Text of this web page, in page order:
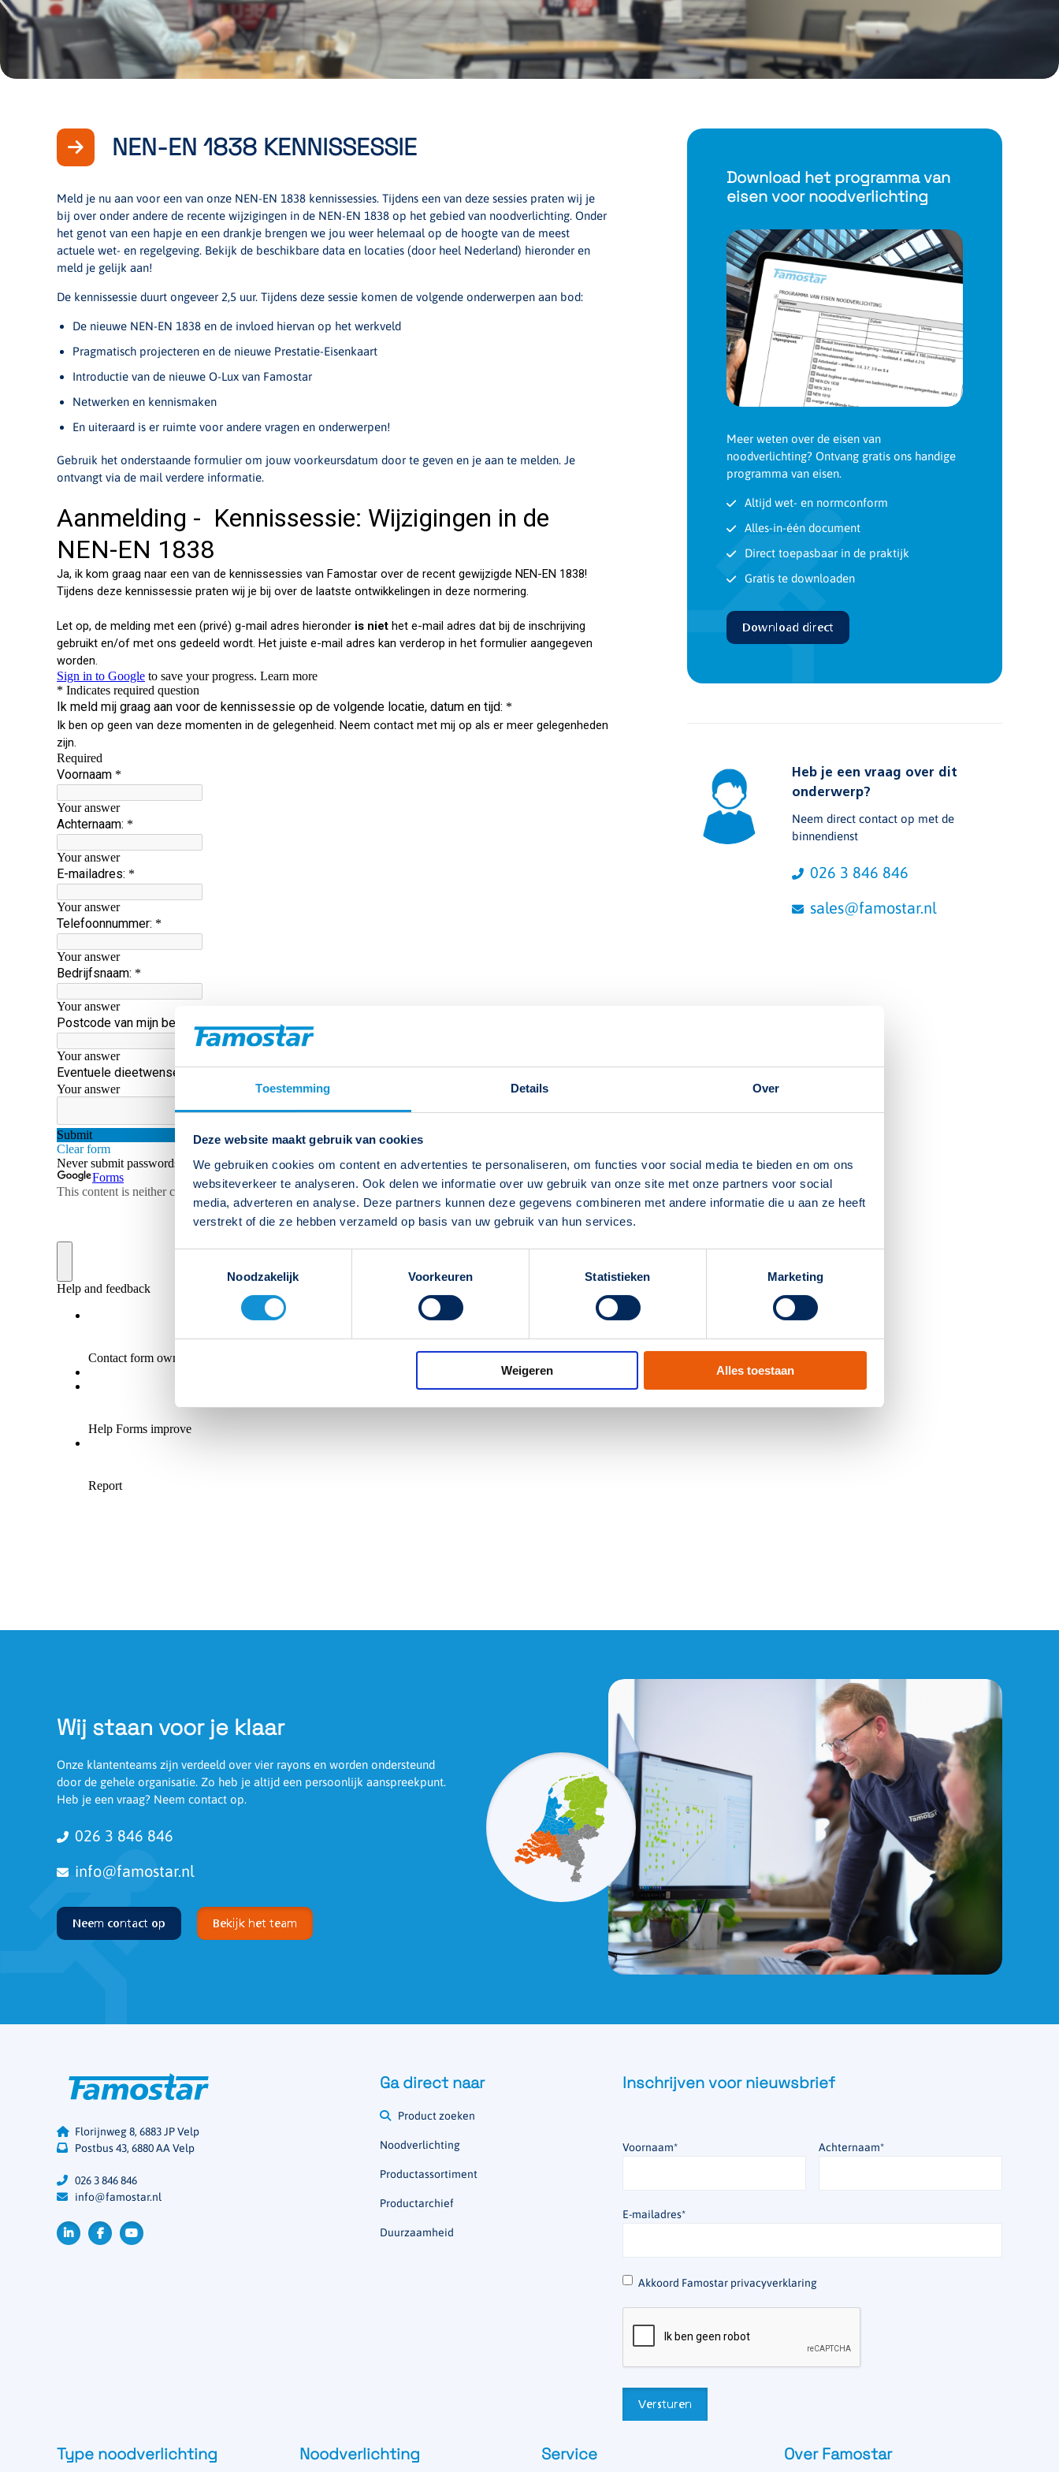
Toestemming Details Over
Deze website maakt gebruik van cookies
We gebruiken cookies om content en advertenties te personaliseren, om functies voor social media te bieden en om ons
websiteverkeer te analyseren. Ook delen we informatie over uw gebruik van onze site met onze partners voor social
media, adverteren en analyse. Deze partners kunnen deze gegevens combineren met andere informatie die u aan ze heeft
verstrekt of die ze hebben verzameld op basis van uw gebruik van hun services.
Noodzakelijk
Voorkeuren Statistieken Marketing
Weigeren Alles toestaan
NEN-EN 1838 KENNISSESSIE
Meld je nu aan voor een van onze NEN-EN 1838 kennissessies. Tijdens een van deze sessies praten wij je
bij over onder andere de recente wijzigingen in de NEN-EN 1838 op het gebied van noodverlichting. Onder
het genot van een hapje en een drankje brengen we jou weer helemaal op de hoogte van de meest
actuele wet- en regelgeving. Bekijk de beschikbare data en locaties (door heel Nederland) hieronder en
meld je gelijk aan!
De kennissessie duurt ongeveer 2,5 uur. Tijdens deze sessie komen de volgende onderwerpen aan bod:
De nieuwe NEN-EN 1838 en de invloed hiervan op het werkveld
Pragmatisch projecteren en de nieuwe Prestatie-Eisenkaart
Introductie van de nieuwe O-Lux van Famostar
Netwerken en kennismaken
En uiteraard is er ruimte voor andere vragen en onderwerpen!
Gebruik het onderstaande formulier om jouw voorkeursdatum door te geven en je aan te melden. Je
ontvangt via de mail verdere informatie.
Download het programma van
eisen voor noodverlichting
Meer weten over de eisen van
noodverlichting? Ontvang gratis ons handige
programma van eisen.
Altijd wet- en normconform
Alles-in-één document
Direct toepasbaar in de praktijk
Gratis te downloaden
Download direct
Heb je een vraag over dit
onderwerp?
Neem direct contact op met de
binnendienst
026 3 846 846
sales@famostar.nl
Wij staan voor je klaar
Onze klantenteams zijn verdeeld over vier rayons en worden ondersteund
door de gehele organisatie. Zo heb je altijd een persoonlijk aanspreekpunt.
Heb je een vraag? Neem contact op.
026 3 846 846
info@famostar.nl
Neem contact op Bekijk het team
Florijnweg 8, 6883 JP Velp
Postbus 43, 6880 AA Velp
026 3 846 846
info@famostar.nl
Ga direct naar
Product zoeken
Noodverlichting
Productassortiment
Productarchief
Duurzaamheid
Inschrijven voor nieuwsbrief
Voornaam* Achternaam*
E-mailadres*
* Akkoord Famostar privacyverklaring
Type noodverlichting Noodverlichting Service Over Famostar